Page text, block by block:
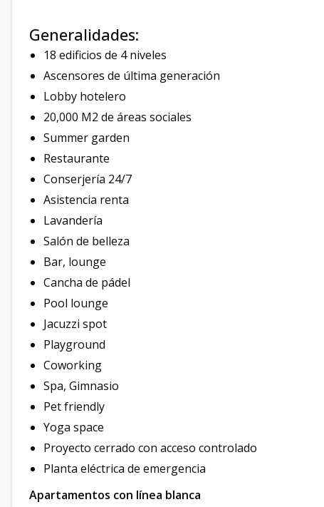
Generalidades:
18 edificios de 4 niveles
Ascensores de última generación
Lobby hotelero
20,000 M2 de áreas sociales
Summer garden
Restaurante
Conserjería 24/7
Asistencia renta
Lavandería
Salón de belleza
Bar, lounge
Cancha de pádel
Pool lounge
Jacuzzi spot
Playground
Coworking
Spa, Gimnasio
Pet friendly
Yoga space
Proyecto cerrado con acceso controlado
Planta eléctrica de emergencia
Apartamentos con línea blanca